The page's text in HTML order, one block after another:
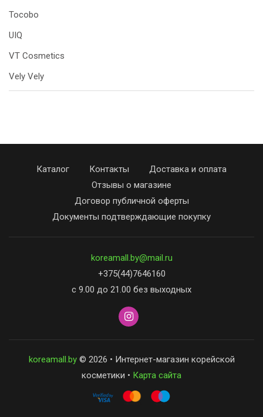
Tocobo
UIQ
VT Cosmetics
Vely Vely
Каталог Контакты
Доставка и оплата
Отзывы о магазине
Договор публичной оферты
Документы подтверждающие покупку
koreamall.by@mail.ru
+375(44)7646160
с 9.00 до 21.00 без выходных
koreamall.by© 2026 • Интернет-магазин корейской
косметики • Карта сайта